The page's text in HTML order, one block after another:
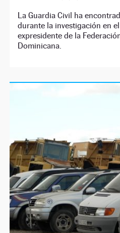
La Guardia Civil ha
durante la investigación en
expresidente de la
Dominicana.